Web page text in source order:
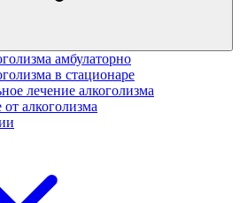
амбулаторно
в стационаре
лечение алкоголизма
алкоголизма